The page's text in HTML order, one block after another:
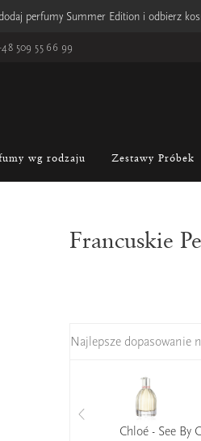
perfumy Summer Edition i odbierz
509 55 66 99
wg rodzaju Zestawy Próbek
Francuskie
Najlepsze dopasowanie
Chloé - See By